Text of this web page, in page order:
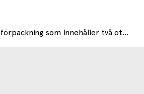
som innehåller två ot...